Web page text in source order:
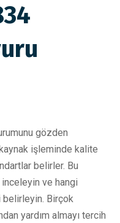
gözden
işleminde kalite
belirler. Bu
ve hangi
belirleyin. Birçok
yardım almayı tercih